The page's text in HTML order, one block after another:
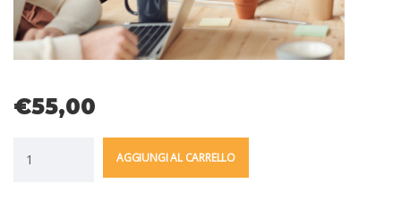
€55,00
AGGIUNGI AL CARRELLO